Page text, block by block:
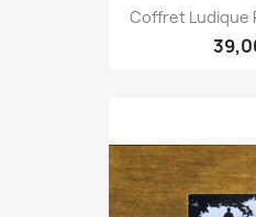
Coffret Ludique